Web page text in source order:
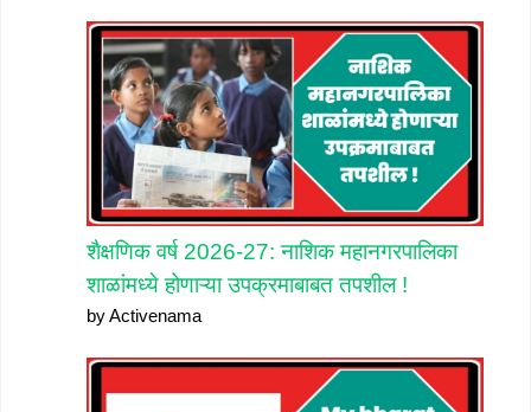
शैक्षणिक वर्ष 2026-27: नाशिक महानगरपालिका
शाळांमध्ये होणाऱ्या उपक्रमाबाबत तपशील !
by Activenama